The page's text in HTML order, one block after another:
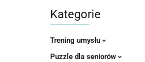
Kategorie
Trening umysłu
Puzzle dla seniorów